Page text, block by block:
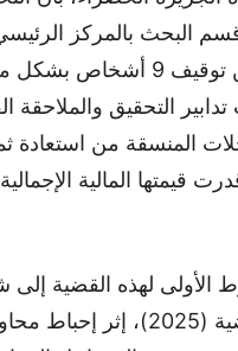
البحث بالمركز الرئيسي
التحقيق والملاحقة
المنسقة من استعادة
الأولى لهذه القضية
السنة الماضية (2025)،